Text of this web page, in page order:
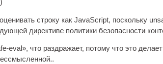
строку как JavaScript, поскольку
директиве политики безопасности
eval», что раздражает, потому что это делает